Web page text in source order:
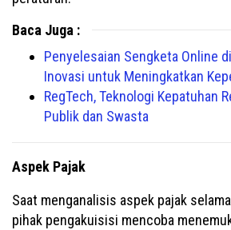
Baca Juga :
Penyelesaian Sengketa Online
Inovasi untuk Meningkatkan
RegTech, Teknologi Kepatuhan
Publik dan Swasta
Aspek Pajak
Saat menganalisis aspek pajak
pihak pengakuisisi mencoba